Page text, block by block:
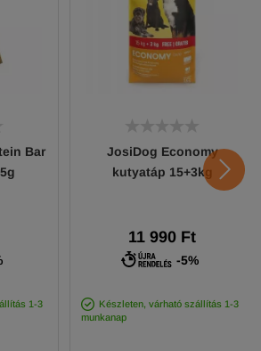
Bar
1-3
JosiDog Economy
kutyatáp 15+3kg
11 990 Ft
-5%
Készleten, várható szállítás 1-3
munkanap